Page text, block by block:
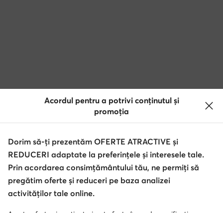
Acordul pentru a potrivi conținutul și
promoția
Dorim să-ți prezentăm OFERTE ATRACTIVE și
REDUCERI adaptate la preferințele și interesele tale.
Prin acordarea consimțământului tău, ne permiți să
pregătim oferte și reduceri pe baza analizei
activităților tale online.